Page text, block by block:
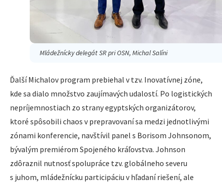
Mládežnícky delegát SR pri OSN, Michal Salíni
Ďalší Michalov program prebiehal v tzv. Inovatívnej zóne,
kde sa dialo množstvo zaujímavých udalostí. Po logistických
nepríjemnostiach zo strany egyptských organizátorov,
ktoré spôsobili chaos v prepravovaní sa medzi jednotlivými
zónami konferencie, navštívil panel s Borisom Johnsonom,
bývalým premiérom Spojeného kráľovstva. Johnson
zdôraznil nutnosť spolupráce tzv. globálneho severu
s juhom, mládežnícku participáciu v hľadaní riešení, ale